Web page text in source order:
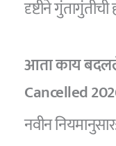
दृष्टीने गुंतागुंतीची
आता काय
Cancelled
नवीन